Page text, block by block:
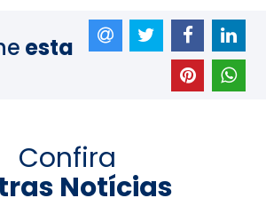
esta
Confira
Notícias